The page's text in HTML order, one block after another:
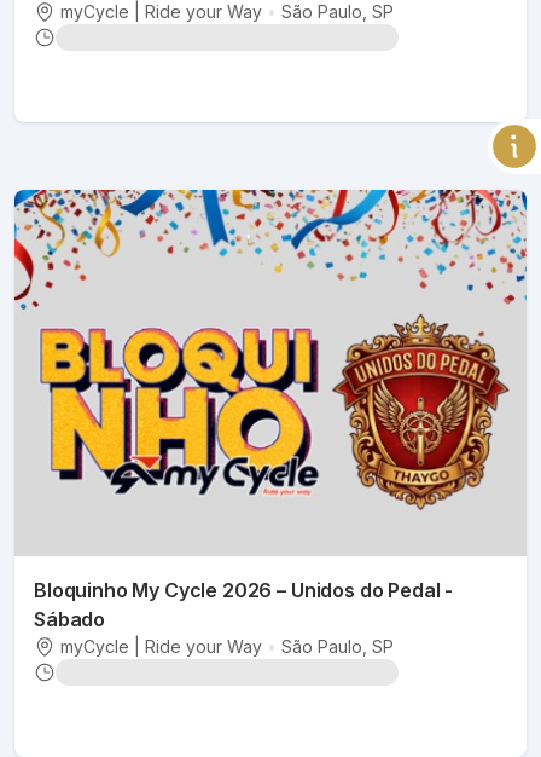
myCycle | Ride your Way • São Paulo , SP
Bloquinho My Cycle 2026 – Unidos do Pedal -
Sábado
myCycle | Ride your Way • São Paulo , SP